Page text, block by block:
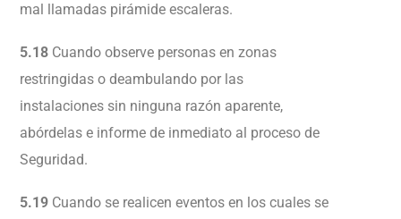
mal llamadas pirámide escaleras.
5.18 Cuando observe personas en zonas
restringidas o deambulando por las
instalaciones sin ninguna razón aparente,
abórdelas e informe de inmediato al proceso de
Seguridad.
5.19 Cuando se realicen eventos en los cuales se